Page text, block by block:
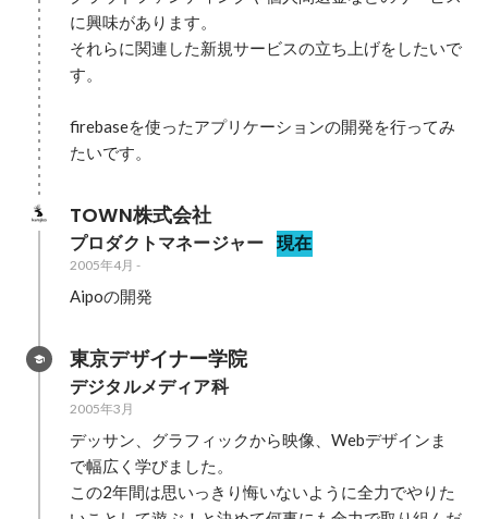
に興味があります。
それらに関連した新規サービスの立ち上げをしたいで
す。
firebaseを使ったアプリケーションの開発を行ってみ
たいです。
TOWN株式会社
プロダクトマネージャー 現在
2005年4月 -
Aipoの開発
東京デザイナー学院
デジタルメディア科
2005年3月
デッサン、グラフィックから映像、Webデザインま
で幅広く学びました。
この2年間は思いっきり悔いないように全力でやりた